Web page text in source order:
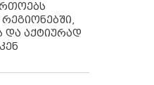
და აქტიურად